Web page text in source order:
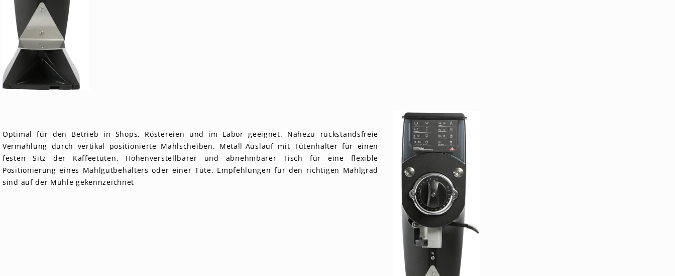
Optimal für den Betrieb in Shops, Röstereien und im Labor geeignet. Nahezu rückstandsfreie
Vermahlung durch vertikal positionierte Mahlscheiben. Metall-Auslauf mit Tütenhalter für einen
festen Sitz der Kaffeetüten. Höhenverstellbarer und abnehmbarer Tisch für eine flexible
Positionierung eines Mahlgutbehälters oder einer Tüte. Empfehlungen für den richtigen Mahlgrad
sind auf der Mühle gekennzeichnet